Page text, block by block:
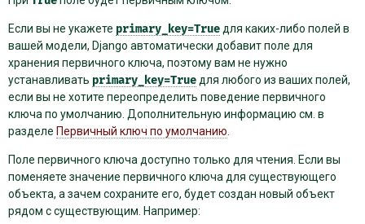
Если вы не укажете primary_key=True для каких-либо полей в
вашей модели, Django автоматически добавит поле для
хранения первичного ключа, поэтому вам не нужно
устанавливать primary_key=True для любого из ваших полей,
если вы не хотите переопределить поведение первичного
ключа по умолчанию. Дополнительную информацию см. в
разделе Первичный ключ по умолчанию
Поле первичного ключа доступно только для чтения. Если вы
поменяете значение первичного ключа для существующего
объекта, а зачем сохраните его, будет создан новый объект
рядом с существующим. Например: